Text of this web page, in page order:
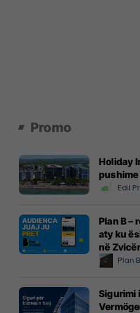
Promo
Holiday
Edil
Plan B –
aty ku
në Zvicër
Plan B
Sigurimi